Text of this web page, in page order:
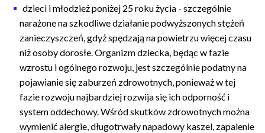
dzieci i młodzież poniżej 25 roku życia - szczególnie
narażone na szkodliwe działanie podwyższonych stężeń
zanieczyszczeń, gdyż spędzają na powietrzu więcej czasu
niż osoby dorosłe. Organizm dziecka, będąc w fazie
wzrostu i ogólnego rozwoju, jest szczególnie podatny na
pojawianie się zaburzeń zdrowotnych, ponieważ w tej
fazie rozwoju najbardziej rozwija się ich odporność i
system oddechowy. Wśród skutków zdrowotnych można
wymienić alergie, długotrwały napadowy kaszel, zapalenie